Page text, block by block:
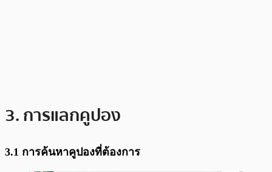
3. การแลกคูปอง
3.1 การค้นหาคูปองที่ต้องการ